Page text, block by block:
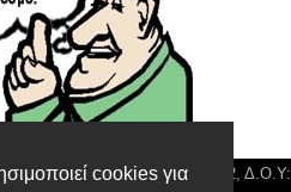
cookies για
Orion Media, ΑΦΜ: 043750542, Δ.Ο.Υ: